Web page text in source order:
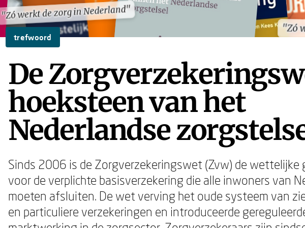
"Zó werkt de zorg in Nederland"
"Zó
"Zó werkt de zorg in Nederland"
"Zó
trefwoord
De
hoeksteen van het
Nederlandse
Sinds 2006 is de Zorgverzekeringswet (Zvw) de wettelijke
voor de verplichte basisverzekering die alle inwoners van
moeten afsluiten. De wet verving het oude systeem van
en particuliere verzekeringen en introduceerde